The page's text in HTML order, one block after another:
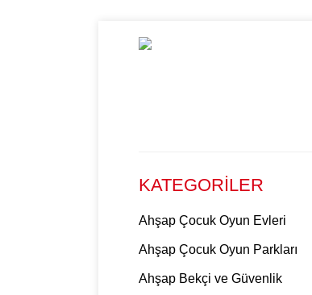
KATEGORİLER
Ahşap Çocuk Oyun Evleri
Ahşap Çocuk Oyun Parkları
Ahşap Bekçi ve Güvenlik